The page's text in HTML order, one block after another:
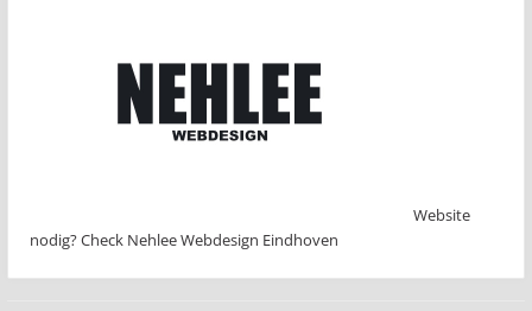
Website
nodig? Check Nehlee Webdesign Eindhoven